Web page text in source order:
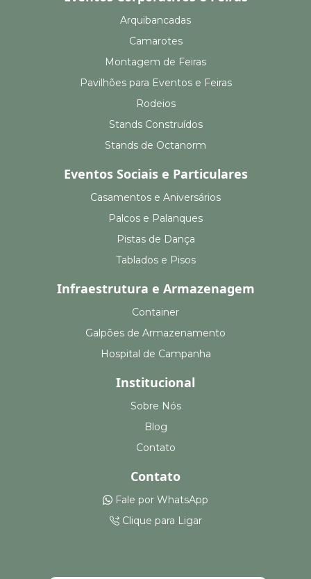
Arquibancadas
Camarotes
Montagem de Feiras
Pavilhões para Eventos e Feiras
Rodeios
Stands Construídos
Stands de Octanorm
Eventos Sociais e Particulares
Casamentos e Aniversários
Palcos e Palanques
Pistas de Dança
Tablados e Pisos
Infraestrutura e Armazenagem
Container
Galpões de Armazenamento
Hospital de Campanha
Institucional
Sobre Nós
Blog
Contato
Contato
Fale por WhatsApp
Clique para Ligar